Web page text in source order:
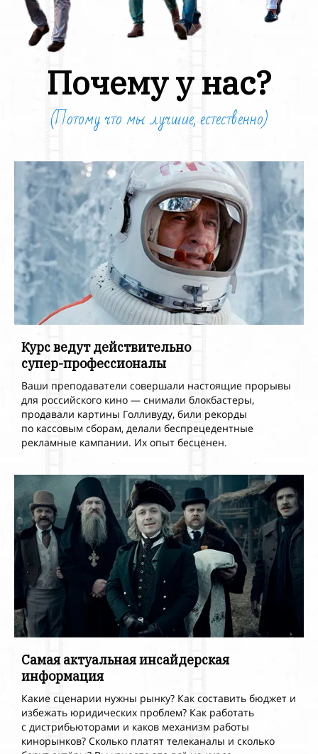
Почему у нас?
(Потому что мы лучшие, естественно)
Курс ведут действительно
супер-профессионалы
Ваши преподаватели совершали настоящие прорывы
для российского кино — снимали блокбастеры,
продавали картины Голливуду, били рекорды
по кассовым сборам, делали беспрецедентные
рекламные кампании. Их опыт бесценен.
Самая актуальная инсайдерская
информация
Какие сценарии нужны рынку? Как составить бюджет и
избежать юридических проблем? Как работать
с дистрибьюторами и каков механизм работы
кинорынков? Сколько платят телеканалы и сколько